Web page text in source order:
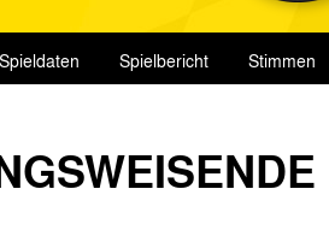
Spieldaten Spielbericht Stimmen